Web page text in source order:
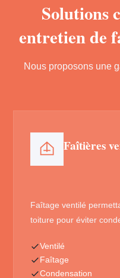
Solutions
entretien de
Nous proposons une
Faîtières
Faîtage ventilé
toiture pour éviter
Ventilé
Faîtage
Condensation